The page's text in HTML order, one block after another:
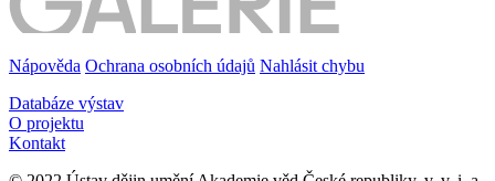
Nápověda Ochrana osobních údajů Nahlásit chybu
Databáze výstav
O projektu
Kontakt